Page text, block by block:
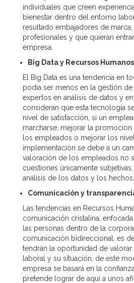
individuales que creen
bienestar dentro del entorno
resultado embajadores de
profesionales y que quieran
empresa.
Big Data y Recursos Humanos
El Big Data es una tendencia en
podía ser menos en la gestión
expertos en análisis de datos y
consideran que esta tecnología
nivel de satisfacción, si un
marcharse, mejorar la
los empleados o mejorar los
implementación se debe a un
valoración de los empleados no
cuestiones únicamente
análisis de los datos y los hechos.
Comunicación y
Las tendencias en Recursos
comunicación cristalina,
las personas dentro de la
comunicación bidireccional, es
tendrán la oportunidad de valorar
laboral y su situación, de este
empresa se basará en la
pretende lograr de aquí a unos